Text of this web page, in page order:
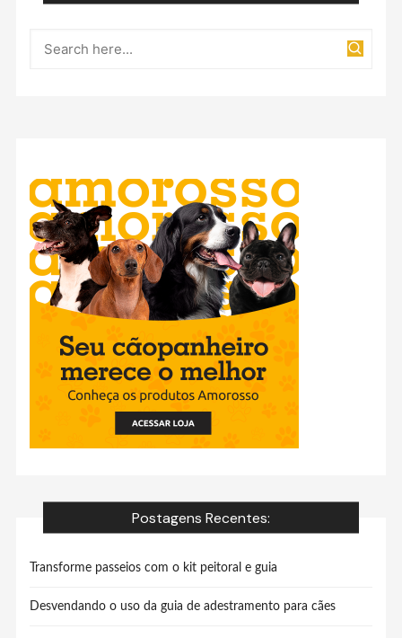
Postagens Recentes:
Transforme passeios com o kit peitoral e guia
Desvendando o uso da guia de adestramento para cães